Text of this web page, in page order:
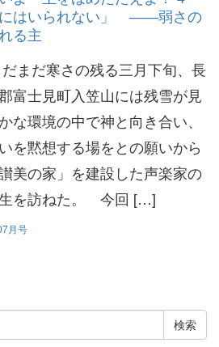
にはいられない」 ――弱さの
る主
まだ寒さの残る三月下旬、長
富士見町入笠山には残雪が見
な環境の中で神と向き合い、
を黙想する場をとの願いから
美の家」を建設した声楽家の
を訪ねた。 今回 […]
月号